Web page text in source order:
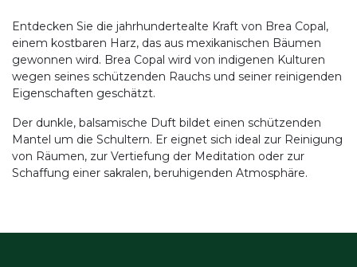
Entdecken Sie die jahrhundertealte Kraft von Brea Copal,
einem kostbaren Harz, das aus mexikanischen Bäumen
gewonnen wird. Brea Copal wird von indigenen Kulturen
wegen seines schützenden Rauchs und seiner reinigenden
Eigenschaften geschätzt.
Der dunkle, balsamische Duft bildet einen schützenden
Mantel um die Schultern. Er eignet sich ideal zur Reinigung
von Räumen, zur Vertiefung der Meditation oder zur
Schaffung einer sakralen, beruhigenden Atmosphäre.